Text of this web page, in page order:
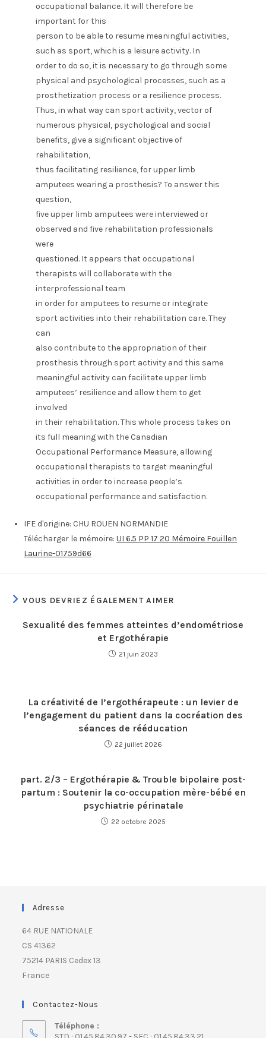
occupational balance. It will therefore be
important for this
person to be able to resume meaningful activities,
such as sport, which is a leisure activity. In
order to do so, it is necessary to go through some
physical and psychological processes, such as a
prosthetization process or a resilience process.
Thus, in what way can sport activity, vector of
numerous physical, psychological and social
benefits, give a significant objective of
rehabilitation,
thus facilitating resilience, for upper limb
amputees wearing a prosthesis? To answer this
question,
five upper limb amputees were interviewed or
observed and five rehabilitation professionals
were
questioned. It appears that occupational
therapists will collaborate with the
interprofessional team
in order for amputees to resume or integrate
sport activities into their rehabilitation care. They
can
also contribute to the appropriation of their
prosthesis through sport activity and this same
meaningful activity can facilitate upper limb
amputees’ resilience and allow them to get
involved
in their rehabilitation. This whole process takes on
its full meaning with the Canadian
Occupational Performance Measure, allowing
occupational therapists to target meaningful
activities in order to increase people’s
occupational performance and satisfaction.
IFE d'origine: CHU ROUEN NORMANDIE
Télécharger le mémoire: UI 6.5 PP 17 20 Mémoire Fouillen
Laurine-01759d66
VOUS DEVRIEZ ÉGALEMENT AIMER
Sexualité des femmes atteintes d’endométriose
et Ergothérapie
21 juin 2023
La créativité de l’ergothérapeute : un levier de
l’engagement du patient dans la cocréation des
séances de rééducation
22 juillet 2026
part. 2/3 – Ergothérapie & Trouble bipolaire post-
partum : Soutenir la co-occupation mère-bébé en
psychiatrie périnatale
22 octobre 2025
Adresse
64 RUE NATIONALE
CS 41362
75214 PARIS Cedex 13
France
Contactez-Nous
Téléphone :